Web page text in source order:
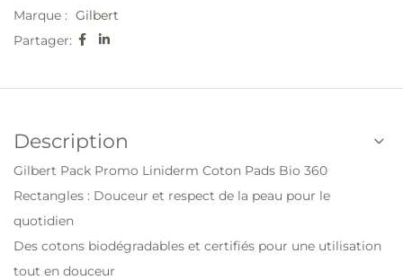
Marque : Gilbert
Partager:
Description
Gilbert Pack Promo Liniderm Coton Pads Bio 360
Rectangles : Douceur et respect de la peau pour le
quotidien
Des cotons biodégradables et certifiés pour une utilisation
tout en douceur